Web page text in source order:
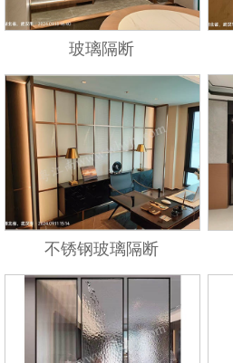
玻璃隔断
不锈钢玻璃隔断